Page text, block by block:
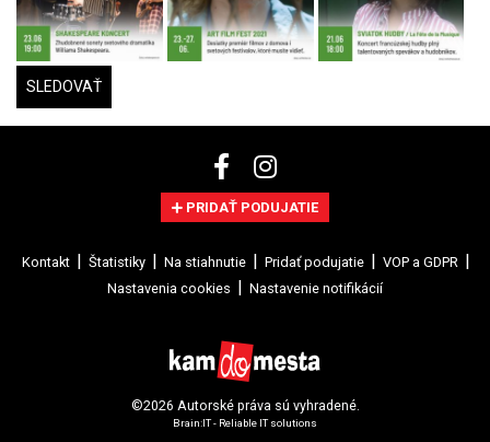
SLEDOVAŤ
PRIDAŤ PODUJATIE
Kontakt Štatistiky Na stiahnutie Pridať podujatie
VOP a GDPR
Nastavenia cookies
Nastavenie notifikácií
©2026 Autorské práva sú vyhradené.
Brain:IT - Reliable IT solutions